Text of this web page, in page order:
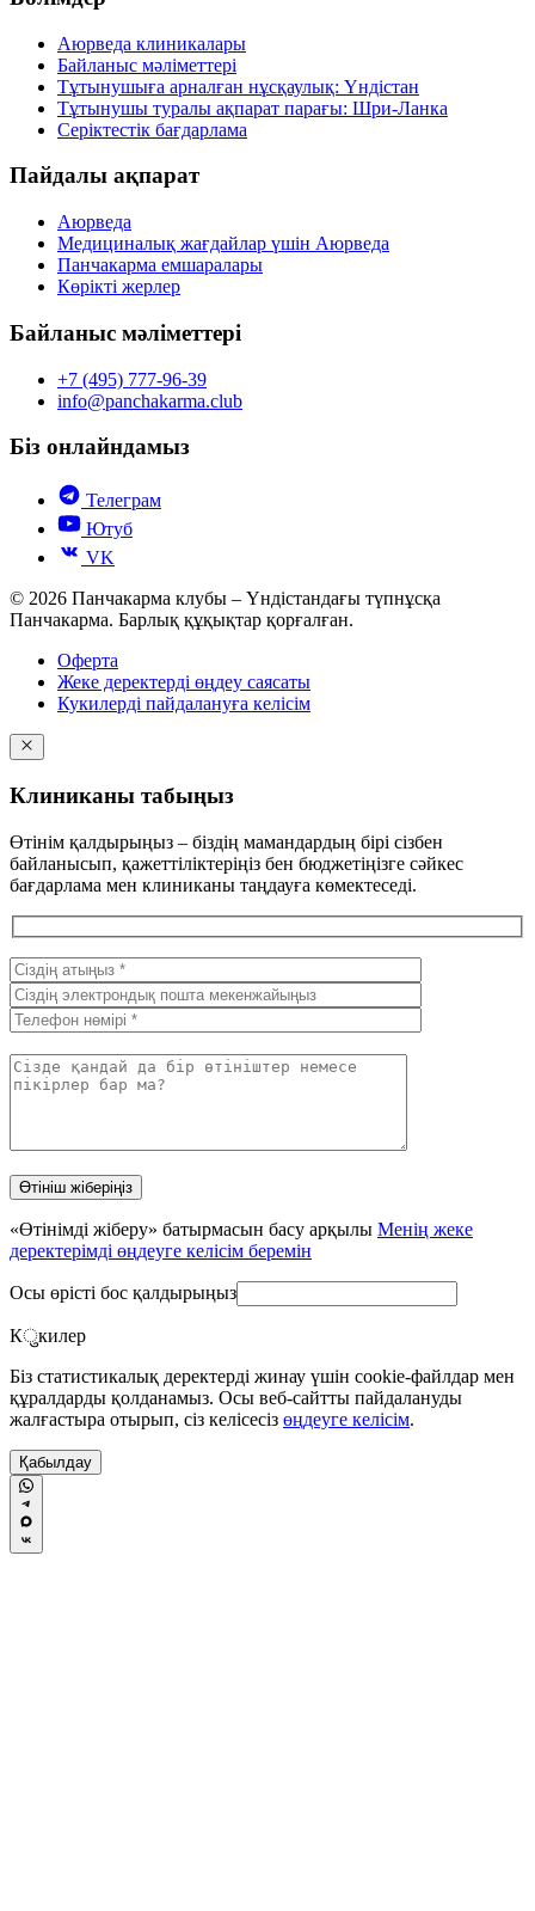
Аюрведа клиникалары
Байланыс мәліметтері
Тұтынушыға арналған нұсқаулық: Үндістан
Тұтынушы туралы ақпарат парағы: Шри-Ланка
Серіктестік бағдарлама
Пайдалы ақпарат
Аюрведа
Медициналық жағдайлар үшін Аюрведа
Панчакарма емшаралары
Көрікті жерлер
Байланыс мәліметтері
+7 (495) 777-96-39
info@panchakarma.club
Біз онлайндамыз
Телеграм
Ютуб
VK
© 2026 Панчакарма клубы – Үндістандағы түпнұсқа
Панчакарма. Барлық құқықтар қорғалған.
Оферта
Жеке деректерді өңдеу саясаты
Кукилерді пайдалануға келісім
Клиниканы табыңыз
Өтінім қалдырыңыз – біздің мамандардың бірі сізбен
байланысып, қажеттіліктеріңіз бен бюджетіңізге сәйкес
бағдарлама мен клиниканы таңдауға көмектеседі.
«Өтінімді жіберу» батырмасын басу арқылы Менің жеке
деректерімді өңдеуге келісім беремін
Осы өрісті бос қалдырыңыз
Кुкилер
Біз статистикалық деректерді жинау үшін cookie-файлдар мен
құралдарды қолданамыз. Осы веб-сайтты пайдалануды
жалғастыра отырып, сіз келісесіз өңдеуге келісім.
Қабылдау